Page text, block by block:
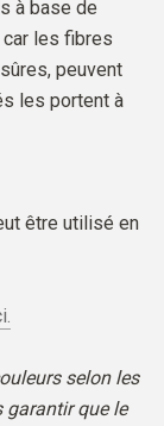
à base de
car les fibres
peuvent
les portent à
être utilisé en
selon les
garantir que le